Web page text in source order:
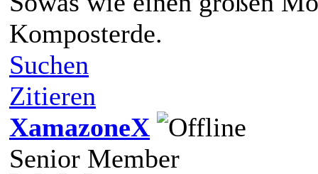
Komposterde.
Suchen
Zitieren
XamazoneX
Senior Member